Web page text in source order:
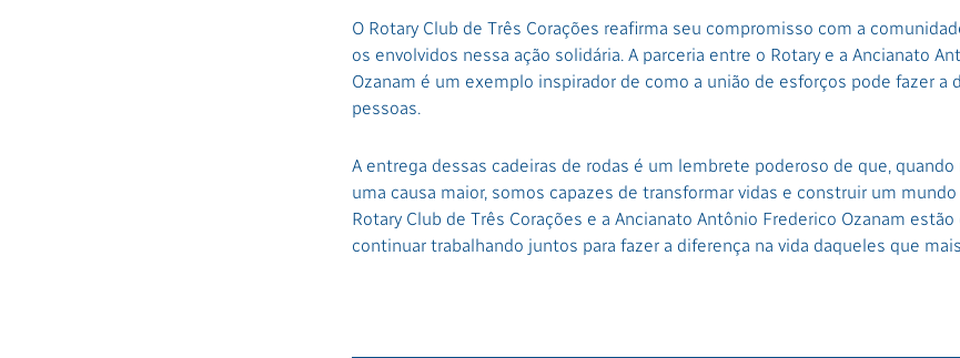
O Rotary Club de Três Corações reafirma seu compromisso com a
os envolvidos nessa ação solidária. A parceria entre o Rotary e a Ancianato
Ozanam é um exemplo inspirador de como a união de esforços pode fazer a
pessoas.
A entrega dessas cadeiras de rodas é um lembrete poderoso de que,
uma causa maior, somos capazes de transformar vidas e construir um
Rotary Club de Três Corações e a Ancianato Antônio Frederico Ozanam
continuar trabalhando juntos para fazer a diferença na vida daqueles que